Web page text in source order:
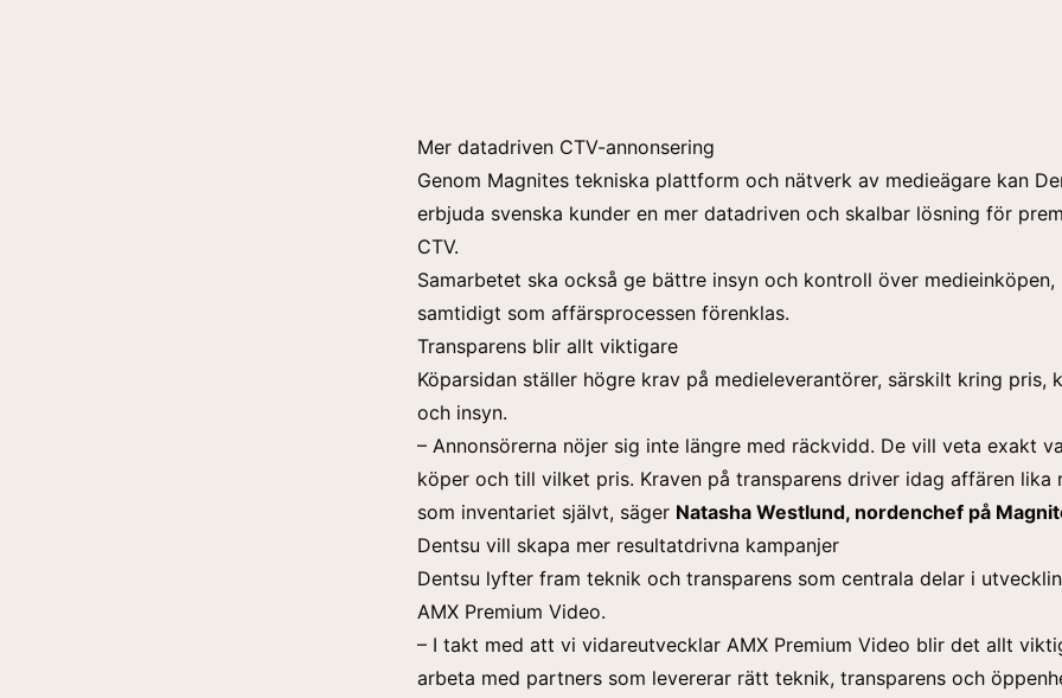
Mer datadriven CTV-annonsering
Genom Magnites tekniska plattform och nätverk av medieägare kan
erbjuda svenska kunder en mer datadriven och skalbar lösning för
CTV.
Samarbetet ska också ge bättre insyn och kontroll över medieinköpen,
samtidigt som affärsprocessen förenklas.
Transparens blir allt viktigare
Köparsidan ställer högre krav på medieleverantörer, särskilt kring pris,
och insyn.
– Annonsörerna nöjer sig inte längre med räckvidd. De vill veta exakt
köper och till vilket pris. Kraven på transparens driver idag affären lika
som inventariet självt, säger Natasha Westlund, nordenchef på
Dentsu vill skapa mer resultatdrivna kampanjer
Dentsu lyfter fram teknik och transparens som centrala delar i
AMX Premium Video.
– I takt med att vi vidareutvecklar AMX Premium Video blir det allt
arbeta med partners som levererar rätt teknik, transparens och